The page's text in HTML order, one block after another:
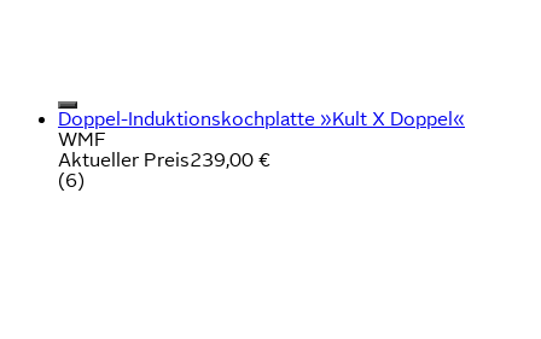
Doppel-Induktionskochplatte »Kult X Doppel«
WMF
Aktueller Preis239,00 €
(6)